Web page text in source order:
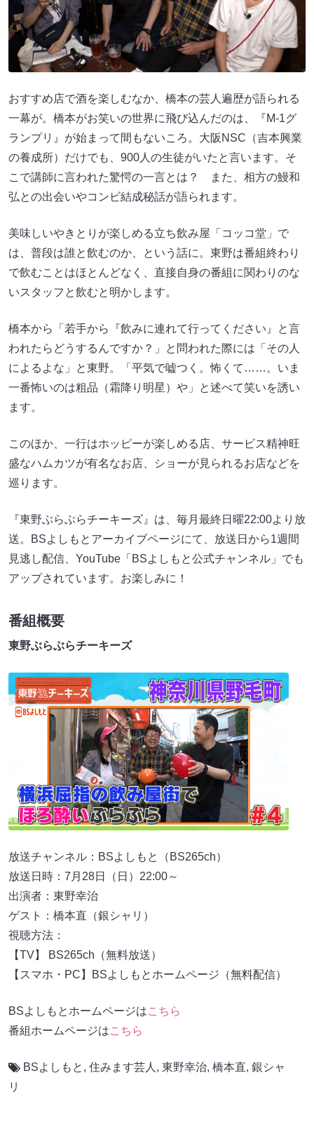
おすすめ店で酒を楽しむなか、橋本の芸人遍歴が語られる
一幕が。橋本がお笑いの世界に飛び込んだのは、『M-1グ
ランプリ』が始まって間もないころ。大阪NSC（吉本興業
の養成所）だけでも、900人の生徒がいたと言います。そ
こで講師に言われた驚愕の一言とは？ また、相方の鰻和
弘との出会いやコンビ結成秘話が語られます。
美味しいやきとりが楽しめる立ち飲み屋「コッコ堂」で
は、普段は誰と飲むのか、という話に。東野は番組終わり
で飲むことはほとんどなく、直接自身の番組に関わりのな
いスタッフと飲むと明かします。
橋本から「若手から『飲みに連れて行ってください』と言
われたらどうするんですか？」と問われた際には「その人
によるよな」と東野。「平気で嘘つく。怖くて……。いま
一番怖いのは粗品（霜降り明星）や」と述べて笑いを誘い
ます。
このほか、一行はホッピーが楽しめる店、サービス精神旺
盛なハムカツが有名なお店、ショーが見られるお店などを
巡ります。
『東野ぶらぶらチーキーズ』は、毎月最終日曜22:00より放
送。BSよしもとアーカイブページにて、放送日から1週間
見逃し配信、YouTube「BSよしもと公式チャンネル」でも
アップされています。お楽しみに！
番組概要
東野ぶらぶらチーキーズ
放送チャンネル：BSよしもと（BS265ch）
放送日時：7月28日（日）22:00～
出演者：東野幸治
ゲスト：橋本直（銀シャリ）
視聴方法：
【TV】 BS265ch（無料放送）
【スマホ・PC】BSよしもとホームページ（無料配信）
BSよしもとホームページはこちら
番組ホームページはこちら
BSよしもと , 住みます芸人 , 東野幸治, 橋本直, 銀シャ
リ